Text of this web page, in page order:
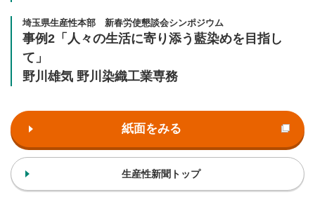
埼玉県生産性本部 新春労使懇談会シンポジウム
事例2「人々の生活に寄り添う藍染めを目指し
て」
野川雄気 野川染織工業専務
紙面をみる
生産性新聞トップ